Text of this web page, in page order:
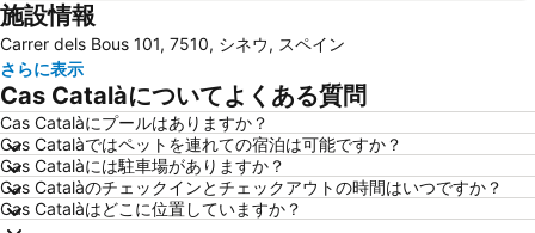
Roma
La Bonanova
S'Amarador
施設情報
Carrer dels Bous 101, 7510, シネウ, スペイン
さらに表示
Cas Catalàについてよくある質問
Cas Catalàにプールはありますか？
Cas Catalàではペットを連れての宿泊は可能ですか？
Cas Catalàには駐車場がありますか？
Cas Catalàのチェックインとチェックアウトの時間はいつですか？
Cas Catalàはどこに位置していますか？